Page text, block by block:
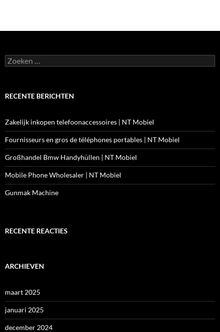
Zoeken
naar:
RECENTE BERICHTEN
Zakelijk inkopen telefoonaccessoires | NT Mobiel
Fournisseurs en gros de téléphones portables | NT Mobiel
Großhandel Bmw Handyhüllen | NT Mobiel
Mobile Phone Wholesaler | NT Mobiel
Gunmak Machine
RECENTE REACTIES
ARCHIEVEN
maart 2025
januari 2025
december 2024